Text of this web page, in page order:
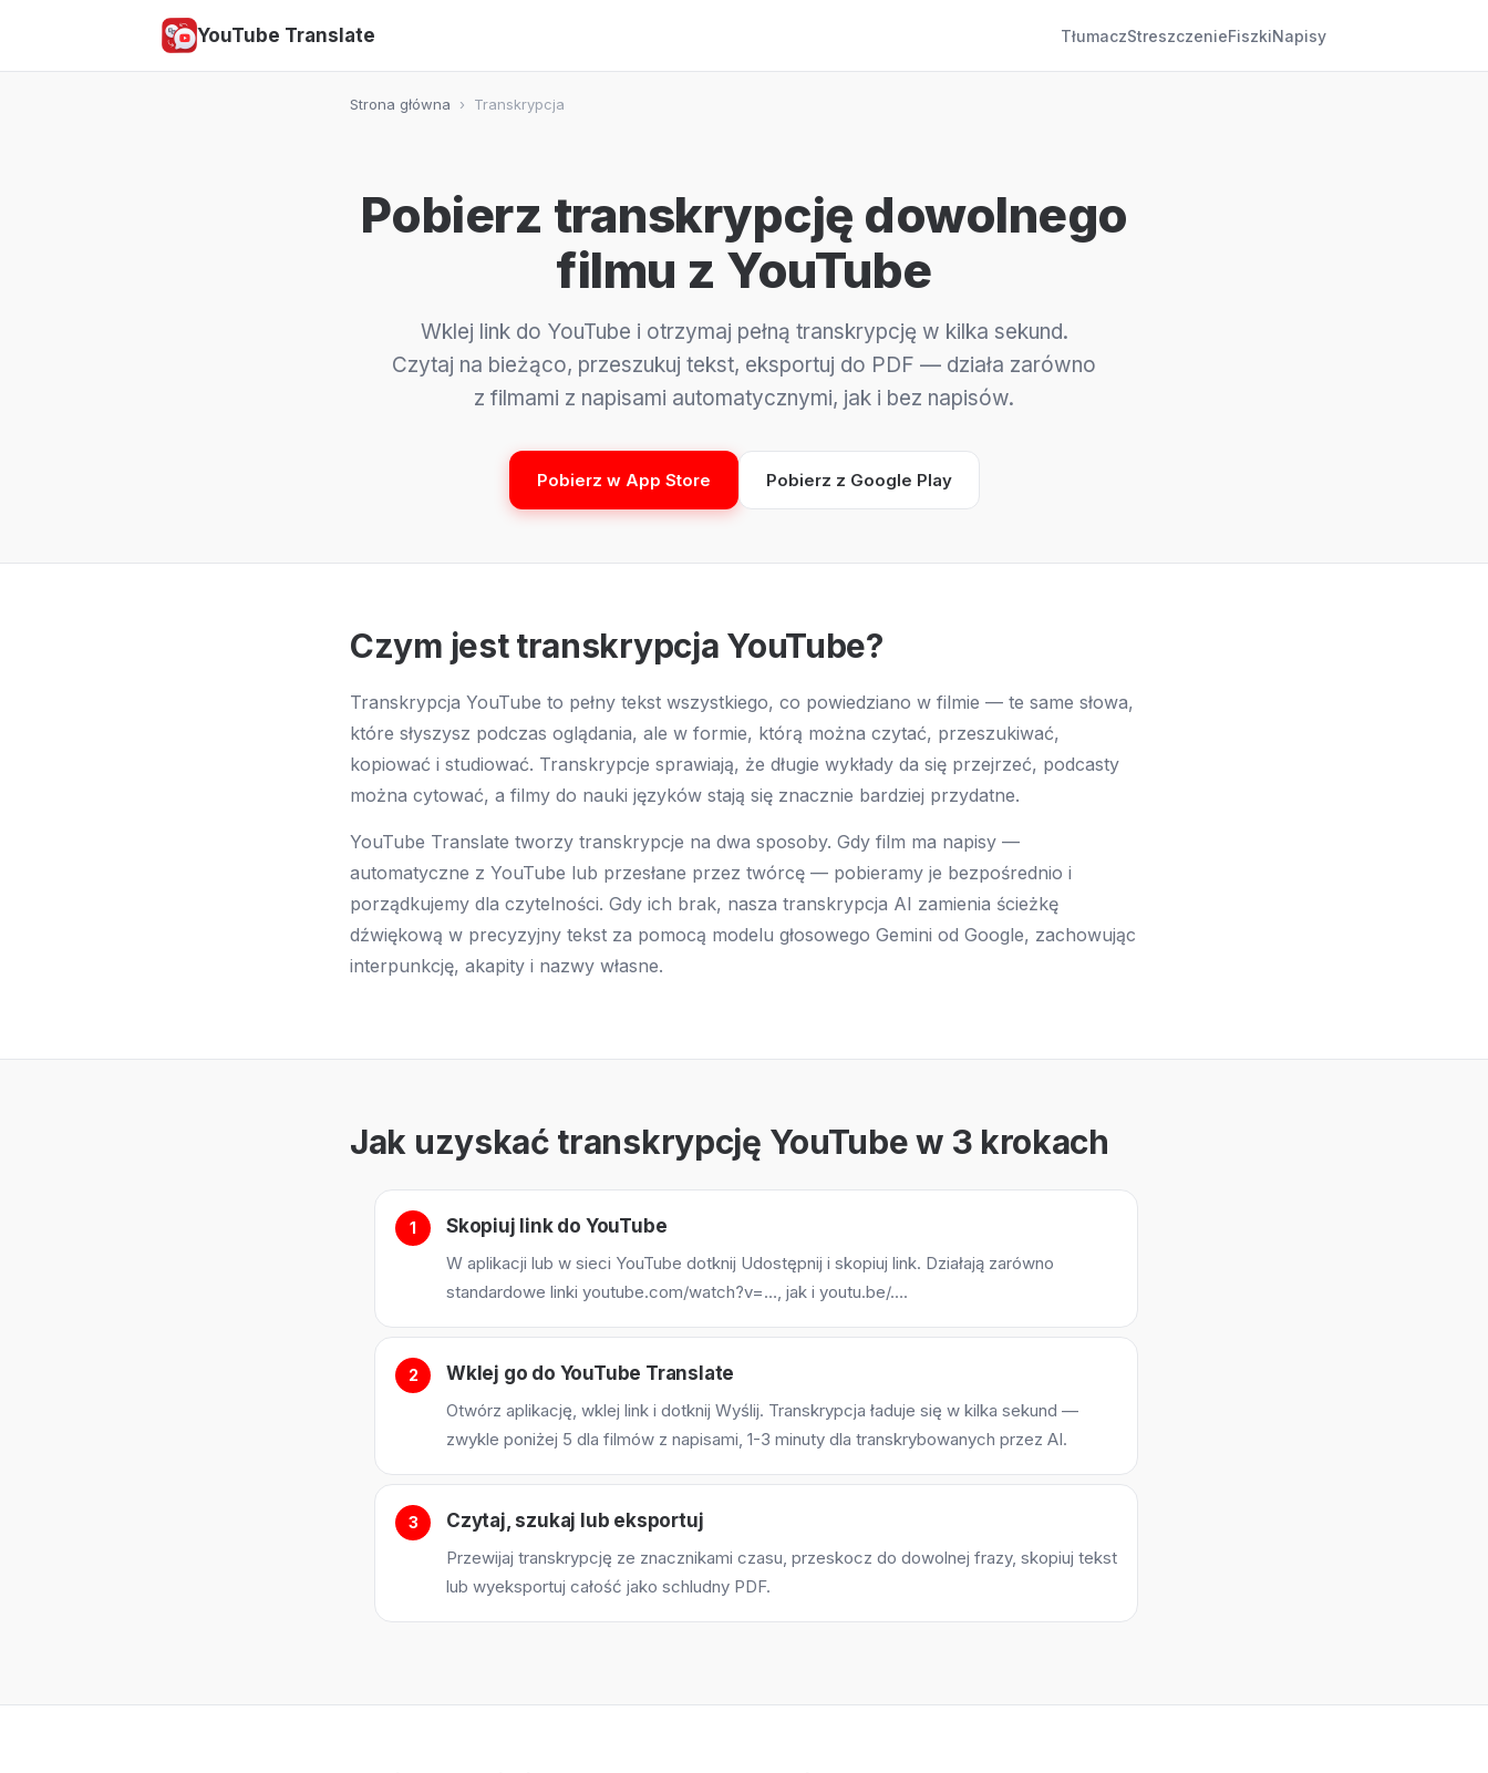
YouTube Translate TłumaczStreszczenieFiszkiNapisy
Strona główna › Transkrypcja
Pobierz transkrypcję dowolnego
filmu z YouTube
Wklej link do YouTube i otrzymaj pełną transkrypcję w kilka sekund.
Czytaj na bieżąco, przeszukuj tekst, eksportuj do PDF — działa zarówno
z filmami z napisami automatycznymi, jak i bez napisów.
Pobierz w App Store Pobierz z Google Play
Czym jest transkrypcja YouTube?
Transkrypcja YouTube to pełny tekst wszystkiego, co powiedziano w filmie — te same słowa,
które słyszysz podczas oglądania, ale w formie, którą można czytać, przeszukiwać,
kopiować i studiować. Transkrypcje sprawiają, że długie wykłady da się przejrzeć, podcasty
można cytować, a filmy do nauki języków stają się znacznie bardziej przydatne.
YouTube Translate tworzy transkrypcje na dwa sposoby. Gdy film ma napisy —
automatyczne z YouTube lub przesłane przez twórcę — pobieramy je bezpośrednio i
porządkujemy dla czytelności. Gdy ich brak, nasza transkrypcja AI zamienia ścieżkę
dźwiękową w precyzyjny tekst za pomocą modelu głosowego Gemini od Google, zachowując
interpunkcję, akapity i nazwy własne.
Jak uzyskać transkrypcję YouTube w 3 krokach
Skopiuj link do YouTube
W aplikacji lub w sieci YouTube dotknij Udostępnij i skopiuj link. Działają zarówno
standardowe linki youtube.com/watch?v=…, jak i youtu.be/….
Wklej go do YouTube Translate
Otwórz aplikację, wklej link i dotknij Wyślij. Transkrypcja ładuje się w kilka sekund —
zwykle poniżej 5 dla filmów z napisami, 1-3 minuty dla transkrybowanych przez AI.
Czytaj, szukaj lub eksportuj
Przewijaj transkrypcję ze znacznikami czasu, przeskocz do dowolnej frazy, skopiuj tekst
lub wyeksportuj całość jako schludny PDF.